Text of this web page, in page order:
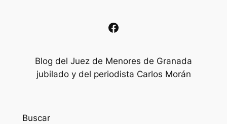
Facebook
Blog del Juez de Menores de Granada
jubilado y del periodista Carlos Morán
Buscar